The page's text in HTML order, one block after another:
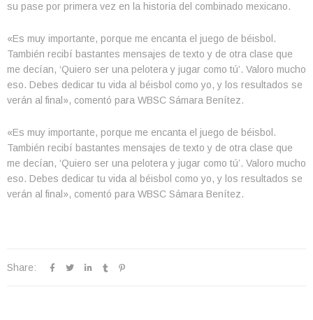
su pase por primera vez en la historia del combinado mexicano.
«Es muy importante, porque me encanta el juego de béisbol.
También recibí bastantes mensajes de texto y de otra clase que
me decían, ‘Quiero ser una pelotera y jugar como tú’. Valoro mucho
eso. Debes dedicar tu vida al béisbol como yo, y los resultados se
verán al final», comentó para WBSC Sámara Benítez.
«Es muy importante, porque me encanta el juego de béisbol.
También recibí bastantes mensajes de texto y de otra clase que
me decían, ‘Quiero ser una pelotera y jugar como tú’. Valoro mucho
eso. Debes dedicar tu vida al béisbol como yo, y los resultados se
verán al final», comentó para WBSC Sámara Benítez.
Share: